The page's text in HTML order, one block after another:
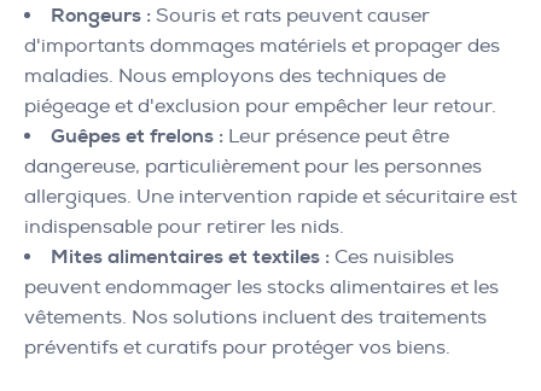
Rongeurs : Souris et rats peuvent causer
d'importants dommages matériels et propager des
maladies. Nous employons des techniques de
piégeage et d'exclusion pour empêcher leur retour.
Guêpes et frelons : Leur présence peut être
dangereuse, particulièrement pour les personnes
allergiques. Une intervention rapide et sécuritaire est
indispensable pour retirer les nids.
Mites alimentaires et textiles : Ces nuisibles
peuvent endommager les stocks alimentaires et les
vêtements. Nos solutions incluent des traitements
préventifs et curatifs pour protéger vos biens.